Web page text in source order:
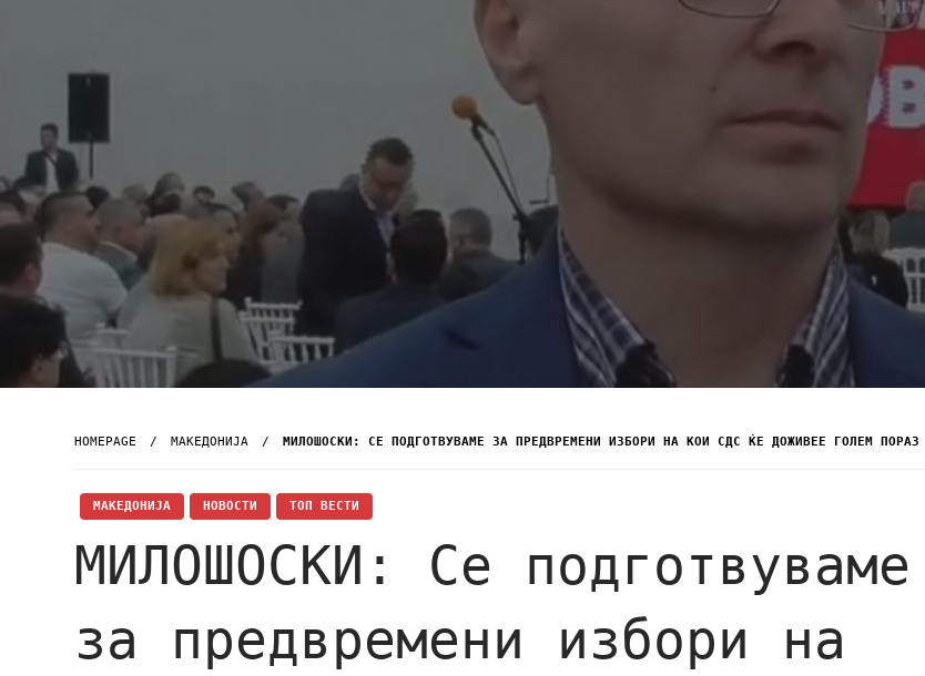
HOMEPAGE МАКЕДОНИЈА МИЛОШОСКИ: СЕ ПОДГОТВУВАМЕ ЗА ПРЕДВРЕМЕНИ ИЗБОРИ НА КОИ СДС ЌЕ ДОЖИВЕЕ ГОЛЕМ ПОРАЗ
МАКЕДОНИЈА НОВОСТИ ТОП ВЕСТИ
МИЛОШОСКИ: Се подготвуваме
за предвремени избори на